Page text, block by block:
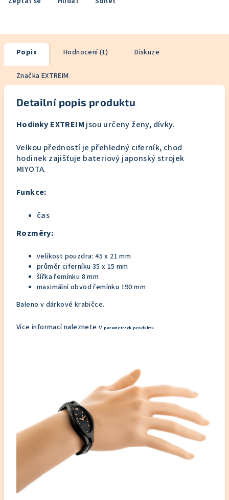
Popis Hodnocení (1) Diskuze
Značka EXTREIM
Detailní popis produktu
Hodinky EXTREIM jsou určeny ženy, dívky.
Velkou předností je přehledný ciferník, chod
hodinek zajišťuje bateriový japonský strojek
MIYOTA.
Funkce:
čas
Rozměry:
velikost pouzdra:45 x 21 mm
průměr ciferníku 35 x 15 mm
šířka řemínku 8 mm
maximální obvod řemínku 190 mm
Baleno v dárkové krabičce.
Více informací naleznete v parametrech produktu.